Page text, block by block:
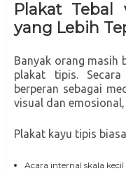
Plakat Tebal
yang Lebih
Banyak orang masih
plakat tipis.
berperan sebagai
visual dan
Plakat kayu tipis
Acara internal skala kecil